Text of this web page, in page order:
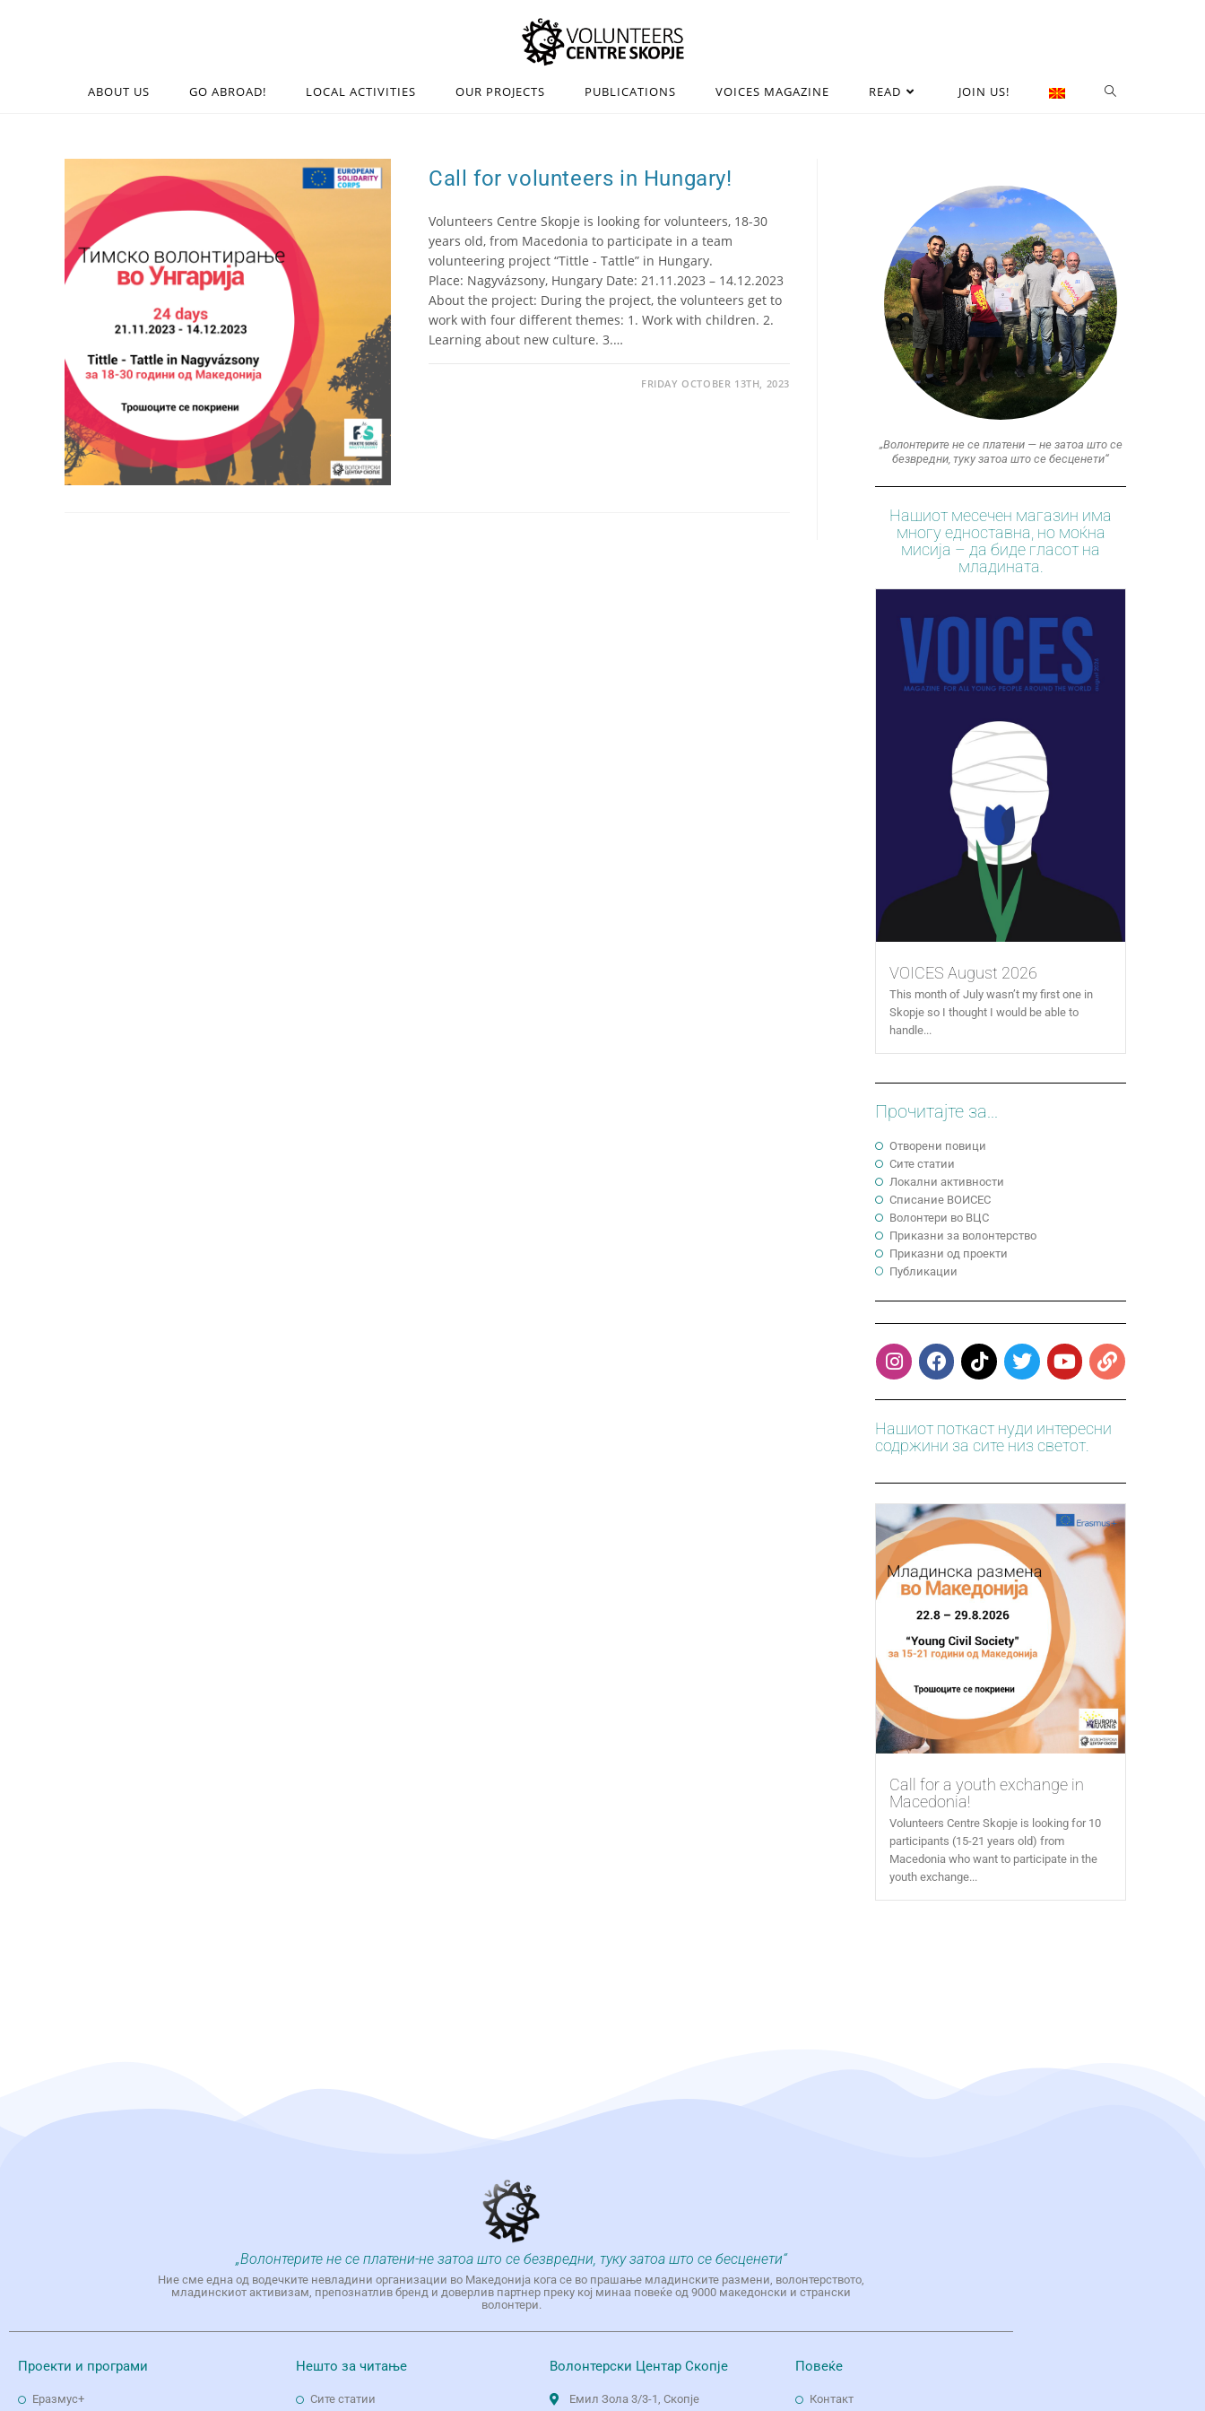
ABOUT US GO ABROAD! LOCAL ACTIVITIES OUR PROJECTS PUBLICATIONS VOICES MAGAZINE READ JOIN US!
Call for volunteers in Hungary!
Volunteers Centre Skopje is looking for volunteers, 18-30
years old, from Macedonia to participate in a team
volunteering project “Tittle - Tattle” in Hungary.
Place: Nagyvázsony, Hungary Date: 21.11.2023 – 14.12.2023
About the project: During the project, the volunteers get to
work with four different themes: 1. Work with children. 2.
Learning about new culture. 3.…
FRIDAY OCTOBER 13TH, 2023
„Волонтерите не се платени — не затоа што се
безвредни, туку затоа што се бесценети“
Нашиот месечен магазин има
многу едноставна, но моќна
мисија – да биде гласот на
младината.
VOICES August 2026
This month of July wasn’t my first one in
Skopje so I thought I would be able to
handle...
Прочитајте за...
Отворени повици
Сите статии
Локални активности
Cписание ВОИСЕС
Волонтери во ВЦС
Приказни за волонтерство
Приказни од проекти
Публикации
Нашиот поткаст нуди интересни
содржини за сите низ светот.
Call for a youth exchange in
Macedonia!
Volunteers Centre Skopje is looking for 10
participants (15-21 years old) from
Macedonia who want to participate in the
youth exchange...
„Волонтерите не се платени-не затоа што се безвредни, туку затоа што се бесценети“
Ние сме една од водечките невладини организации во Македонија кога се во прашање младинските размени, волонтерството,
младинскиот активизам, препознатлив бренд и доверлив партнер преку кој минаа повеќе од 9000 македонски и странски
волонтери.
Проекти и програми
Еразмус+
Нешто за читање
Сите статии
Волонтерски Центар Скопје
Емил Зола 3/3-1, Скопје
Повеќе
Контакт